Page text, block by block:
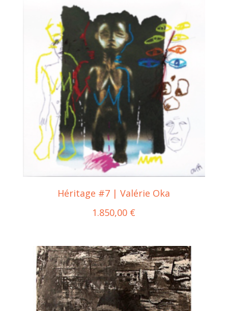
Héritage #7 | Valérie Oka
1.850,00 €